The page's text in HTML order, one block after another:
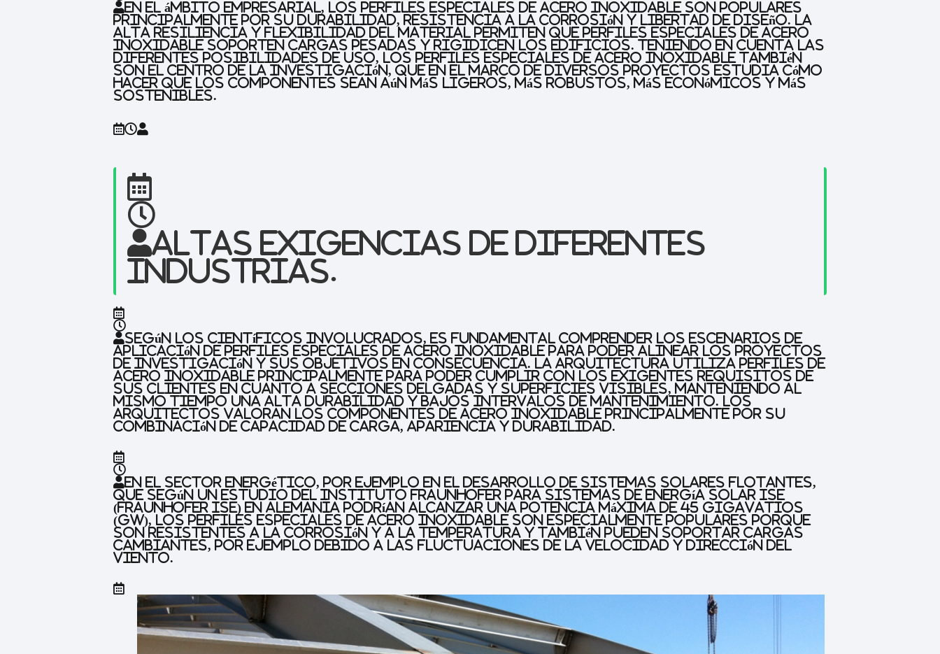
En el ámbito empresarial, los perfiles especiales de acero inoxidable son populares
principalmente por su durabilidad, resistencia a la corrosión y libertad de diseño. La
alta resiliencia y flexibilidad del material permiten que perfiles especiales de acero
inoxidable soporten cargas pesadas y rigidicen los edificios. Teniendo en cuenta las
diferentes posibilidades de uso, los perfiles especiales de acero inoxidable también
son el centro de la investigación, que en el marco de diversos proyectos estudia cómo
hacer que los componentes sean aún más ligeros, más robustos, más económicos y más
sostenibles.
Altas exigencias de diferentes
industrias.
Según los científicos involucrados, es fundamental comprender los escenarios de
aplicación de perfiles especiales de acero inoxidable para poder alinear los proyectos
de investigación y sus objetivos en consecuencia. La arquitectura utiliza perfiles de
acero inoxidable principalmente para poder cumplir con los exigentes requisitos de
sus clientes en cuanto a secciones delgadas y superficies visibles, manteniendo al
mismo tiempo una alta durabilidad y bajos intervalos de mantenimiento. Los
arquitectos valoran los componentes de acero inoxidable principalmente por su
combinación de capacidad de carga, apariencia y durabilidad.
En el sector energético, por ejemplo en el desarrollo de sistemas solares flotantes,
que según un estudio del Instituto Fraunhofer para Sistemas de Energía Solar ISE
(Fraunhofer ISE) en Alemania podrían alcanzar una potencia máxima de 45 gigavatios
(GW), los perfiles especiales de acero inoxidable son especialmente populares porque
son resistentes a la corrosión y a la temperatura y también pueden soportar cargas
cambiantes, por ejemplo debido a las fluctuaciones de la velocidad y dirección del
viento.